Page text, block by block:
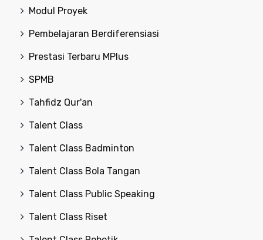
Modul Proyek
Pembelajaran Berdiferensiasi
Prestasi Terbaru MPlus
SPMB
Tahfidz Qur'an
Talent Class
Talent Class Badminton
Talent Class Bola Tangan
Talent Class Public Speaking
Talent Class Riset